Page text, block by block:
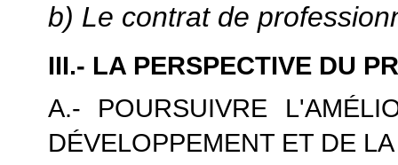
b) Le contrat de
III.- LA PERSPECTIVE DU
A.- POURSUIVRE
DÉVELOPPEMENT ET DE